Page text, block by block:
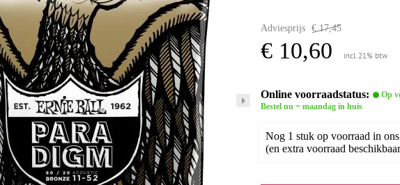
Adviesprijs € 17,45
€ 10,60 incl. 21% btw
Online voorraadstatus:
Op
Bestel nu = maandag in huis
Nog 1 stuk op voorraad in
(en extra voorraad